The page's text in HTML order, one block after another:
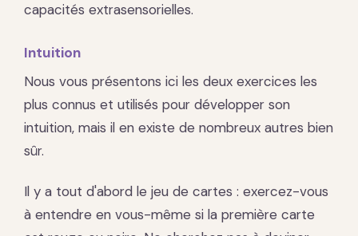
capacités extrasensorielles.
Intuition
Nous vous présentons ici les deux exercices les
plus connus et utilisés pour développer son
intuition, mais il en existe de nombreux autres bien
sûr.
Il y a tout d'abord le jeu de cartes : exercez-vous
à entendre en vous-même si la première carte